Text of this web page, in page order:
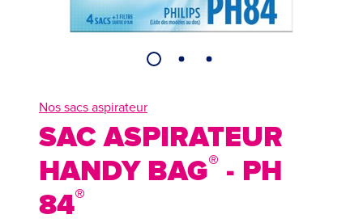
Nos sacs aspirateur
SAC ASPIRATEUR
HANDY BAG® - PH
84®